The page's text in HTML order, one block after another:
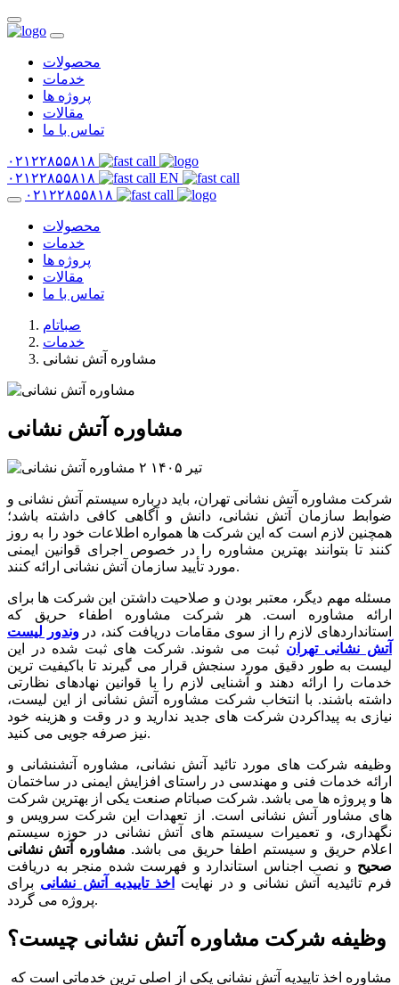
محصولات
خدمات
پروژه ها
مقالات
تماس با ما
۰۲۱۲۲۸۵۵۸۱۸
۰۲۱۲۲۸۵۵۸۱۸
EN
۰۲۱۲۲۸۵۵۸۱۸
محصولات
خدمات
پروژه ها
مقالات
تماس با ما
صباتام
خدمات
مشاوره آتش نشانی
مشاوره آتش نشانی
۲ تیر ۱۴۰۵
شرکت مشاوره آتش نشانی تهران، باید درباره سیستم آتش نشانی و
ضوابط سازمان آتش نشانی، دانش و آگاهی کافی داشته باشد؛
همچنین لازم است که این شرکت ها همواره اطلاعات خود را به روز
کنند تا بتوانند بهترین مشاوره را در خصوص اجرای قوانین ایمنی
مورد تأیید سازمان آتش نشانی ارائه کنند.
مسئله مهم دیگر، معتبر بودن و صلاحیت داشتن این شرکت ها برای
ارائه مشاوره است. هر شرکت مشاوره اطفاء حریق که
استانداردهای لازم را از سوی مقامات دریافت کند، دروندور لیست
آتش نشانی تهران ثبت می شوند. شرکت های ثبت شده در این
لیست به طور دقیق مورد سنجش قرار می گیرند تا باکیفیت ترین
خدمات را ارائه دهند و آشنایی لازم را با قوانین نهادهای نظارتی
داشته باشند. با انتخاب شرکت مشاوره آتش نشانی از این لیست،
نیازی به پیداکردن شرکت های جدید ندارید و در وقت و هزینه خود
نیز صرفه جویی می کنید.
وظیفه شرکت های مورد تائید آتش نشانی، مشاوره آتشنشانی و
ارائه خدمات فنی و مهندسی در راستای افزایش ایمنی در ساختمان
ها و پروژه ها می باشد. شرکت صباتام صنعت یکی از بهترین شرکت
های مشاور آتش نشانی است. از تعهدات این شرکت سرویس و
نگهداری، و تعمیرات سیستم های آتش نشانی در حوزه سیستم
اعلام حریق و سیستم اطفا حریق می باشد. مشاوره آتش نشانی
صحیح و نصب اجناس استاندارد و فهرست شده منجر به دریافت
فرم تائیدیه آتش نشانی و در نهایت
اخذ تاییدیه آتش نشانی برای
پروژه می گردد.
وظیفه شرکت مشاوره آتش نشانی چیست؟